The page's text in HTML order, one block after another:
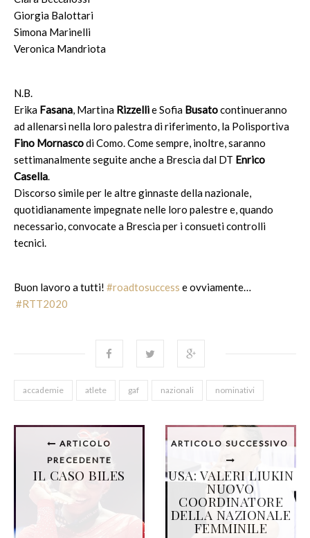
Giorgia Balottari
Simona Marinelli
Veronica Mandriota
N.B.
Erika Fasana, Martina Rizzellie Sofia Busatocontinueranno
ad allenarsi nella loro palestra di riferimento, la Polisportiva
Fino Mornascodi Como. Come sempre, inoltre, saranno
settimanalmente seguite anche a Brescia dal DT Enrico
Casella.
Discorso simile per le altre ginnaste della nazionale,
quotidianamente impegnate nelle loro palestre e, quando
necessario, convocate a Brescia per i consueti controlli
tecnici.
Buon lavoro a tutti! #roadtosuccess e ovviamente…
#RTT2020
accademie atlete gaf nazionali nominativi
ARTICOLO
PRECEDENTE
IL CASO BILES
ARTICOLO SUCCESSIVO
USA: VALERI LIUKIN
NUOVO
COORDINATORE
DELLA NAZIONALE
FEMMINILE